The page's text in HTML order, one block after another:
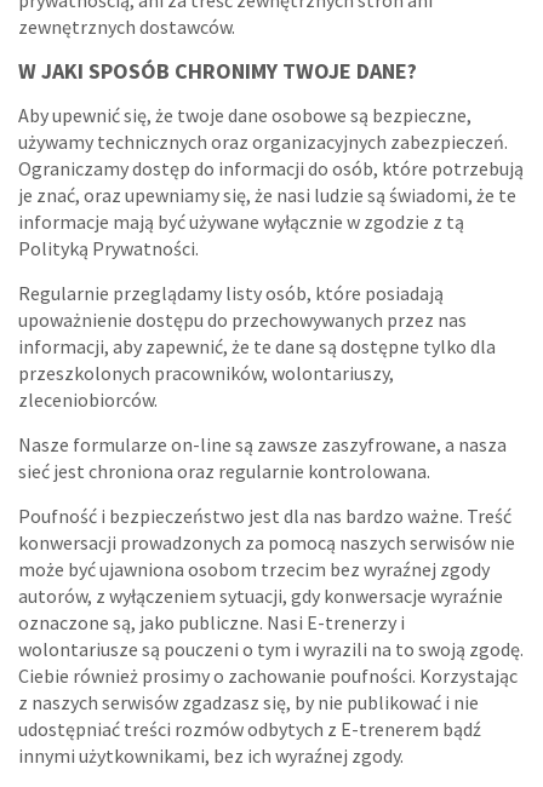
zewnętrznych dostawców.
W JAKI SPOSÓB CHRONIMY TWOJE DANE?
Aby upewnić się, że twoje dane osobowe są bezpieczne,
używamy technicznych oraz organizacyjnych zabezpieczeń.
Ograniczamy dostęp do informacji do osób, które potrzebują
je znać, oraz upewniamy się, że nasi ludzie są świadomi, że te
informacje mają być używane wyłącznie w zgodzie z tą
Polityką Prywatności.
Regularnie przeglądamy listy osób, które posiadają
upoważnienie dostępu do przechowywanych przez nas
informacji, aby zapewnić, że te dane są dostępne tylko dla
przeszkolonych pracowników, wolontariuszy,
zleceniobiorców.
Nasze formularze on-line są zawsze zaszyfrowane, a nasza
sieć jest chroniona oraz regularnie kontrolowana.
Poufność i bezpieczeństwo jest dla nas bardzo ważne. Treść
konwersacji prowadzonych za pomocą naszych serwisów nie
może być ujawniona osobom trzecim bez wyraźnej zgody
autorów, z wyłączeniem sytuacji, gdy konwersacje wyraźnie
oznaczone są, jako publiczne. Nasi E-trenerzy i
wolontariusze są pouczeni o tym i wyrazili na to swoją zgodę.
Ciebie również prosimy o zachowanie poufności. Korzystając
z naszych serwisów zgadzasz się, by nie publikować i nie
udostępniać treści rozmów odbytych z E-trenerem bądź
innymi użytkownikami, bez ich wyraźnej zgody.